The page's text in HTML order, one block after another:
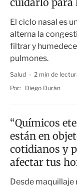
El ciclo nasal es
alterna la
filtrar y
pulmones.
Salud
2 min de
Por:
Diego Durán
“Químicos
están en
cotidianos y
afectar tus
investigación
Desde maquillaje